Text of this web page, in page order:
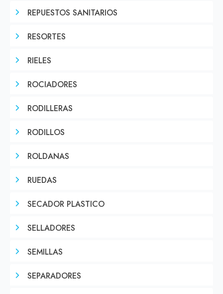
REPUESTOS SANITARIOS
RESORTES
RIELES
ROCIADORES
RODILLERAS
RODILLOS
ROLDANAS
RUEDAS
SECADOR PLASTICO
SELLADORES
SEMILLAS
SEPARADORES